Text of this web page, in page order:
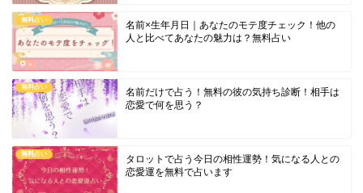
無料占い
名前×生年月日｜あなたのモテ度チェック！他の
人と比べてあなたの魅力は？無料占い
無料占い
名前だけで占う！無料の彼の気持ち診断！相手は
恋愛で何を思う？
無料占い
タロットで占う今日の相性運勢！気になる人との
恋愛運を無料で占います